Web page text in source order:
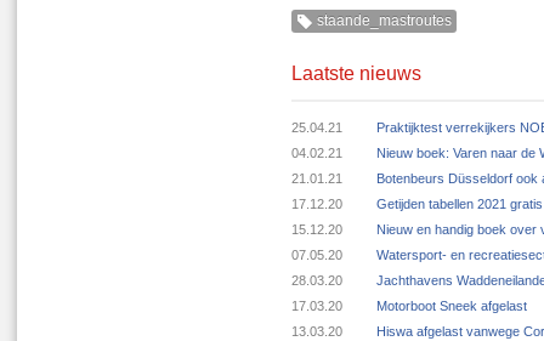
staande_mastroutes
Laatste nieuws
25.04.21
Praktijktest verrekijkers
04.02.21
Nieuw boek: Varen naar de
21.01.21
Botenbeurs Düsseldorf ook
17.12.20
Getijden tabellen 2021
15.12.20
Nieuw en handig boek over
07.05.20
Watersport- en
28.03.20
Jachthavens
17.03.20
Motorboot Sneek afgelast
13.03.20
Hiswa afgelast vanwege